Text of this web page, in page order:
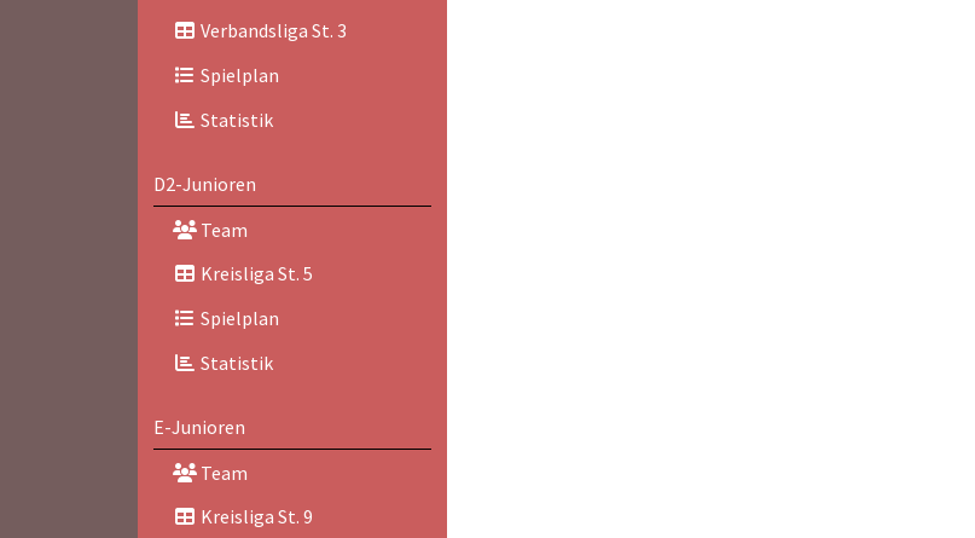
Verbandsliga St. 3
Spielplan
Statistik
D2-Junioren
Team
Kreisliga St. 5
Spielplan
Statistik
E-Junioren
Team
Kreisliga St. 9